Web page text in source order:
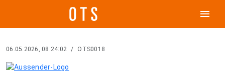
menu
06.05.2026, 08:24:02 / OTS0018